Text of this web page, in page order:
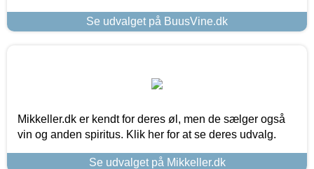
Se udvalget på BuusVine.dk
Mikkeller.dk er kendt for deres øl, men de sælger også
vin og anden spiritus. Klik her for at se deres udvalg.
Se udvalget på Mikkeller.dk